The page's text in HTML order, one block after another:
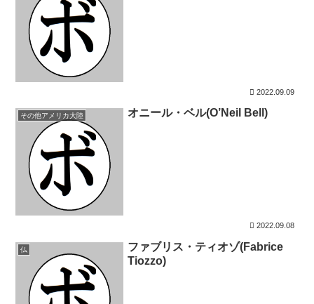
2022.09.09
その他アメリカ大陸 オニール・ベル(O’Neil Bell)
2022.09.08
仏
ファブリス・ティオゾ(Fabrice
Tiozzo)